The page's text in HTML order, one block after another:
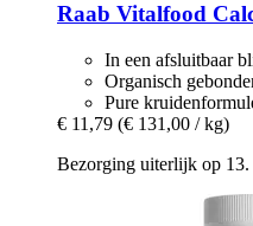
Raab Vitalfood
In een afsluitbaar
Organisch
Pure
€ 11,79 (€ 131,00 / kg)
Bezorging uiterlijk op 13.